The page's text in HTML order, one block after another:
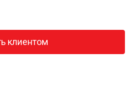
клиентом